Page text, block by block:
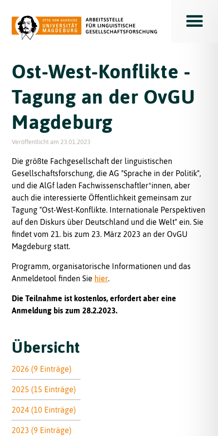
Ost-West-Konflikte -
Tagung an der OvGU
Magdeburg
Veröffentlicht am 23.01.2023
Die größte Fachgesellschaft der linguistischen
Gesellschaftsforschung, die AG "Sprache in der Politik",
und die AlGf laden Fachwissenschaftler*innen, aber
auch die interessierte Öffentlichkeit gemeinsam zur
Tagung "Ost-West-Konflikte. Internationale Perspektiven
auf den Diskurs über Deutschland und die Welt" ein. Sie
findet vom 21. bis zum 23. März 2023 an der OvGU
Magdeburg statt.
Programm, organisatorische Informationen und das
Anmeldetool finden Sie hier.
Die Teilnahme ist kostenlos, erfordert aber eine
Anmeldung bis zum 28.2.2023.
Übersicht
2026 (9 Einträge)
2025 (15 Einträge)
2024 (10 Einträge)
2023 (9 Einträge)